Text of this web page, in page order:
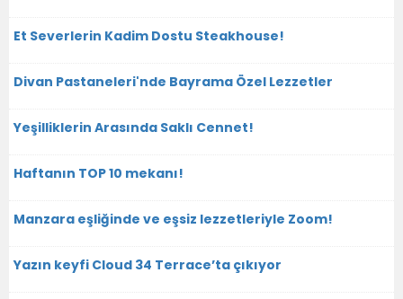
Et Severlerin Kadim Dostu Steakhouse!
Divan Pastaneleri'nde Bayrama Özel Lezzetler
Yeşilliklerin Arasında Saklı Cennet!
Haftanın TOP 10 mekanı!
Manzara eşliğinde ve eşsiz lezzetleriyle Zoom!
Yazın keyfi Cloud 34 Terrace’ta çıkıyor